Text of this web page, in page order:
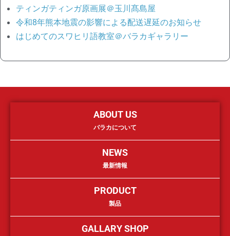
ティンガティンガ原画展＠玉川髙島屋
令和8年熊本地震の影響による配送遅延のお知らせ
はじめてのスワヒリ語教室＠バラカギャラリー
ABOUT US
バラカについて
NEWS
最新情報
PRODUCT
製品
GALLARY SHOP